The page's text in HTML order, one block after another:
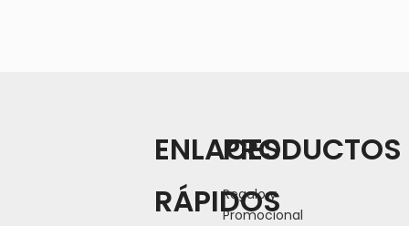
ENLACES
RÁPIDOS
PRODUCTOS
Regalo y
Promocional